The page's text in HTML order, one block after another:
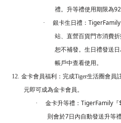
禮。升等禮使用期限為92
· 銀卡生日禮： TigerFamily
站、直營百貨門市消費
恕不補發。生日禮發送
帳戶中查看使用。
12. 金卡會員福利：完成Tiger生活圈會員
元即可成為金卡會員。
· 金卡升等禮： TigerFamily 『
則會於7日內自動發送升等禮